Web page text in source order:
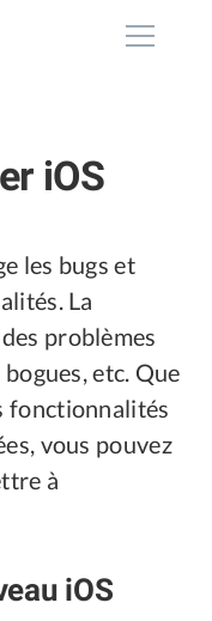
iOS
les bugs et
La
problèmes
etc. Que
fonctionnalités
vous pouvez
à
iOS